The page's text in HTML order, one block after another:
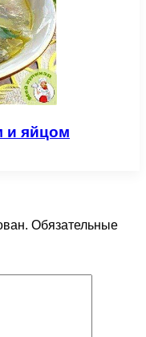
и яйцом
Обязательные